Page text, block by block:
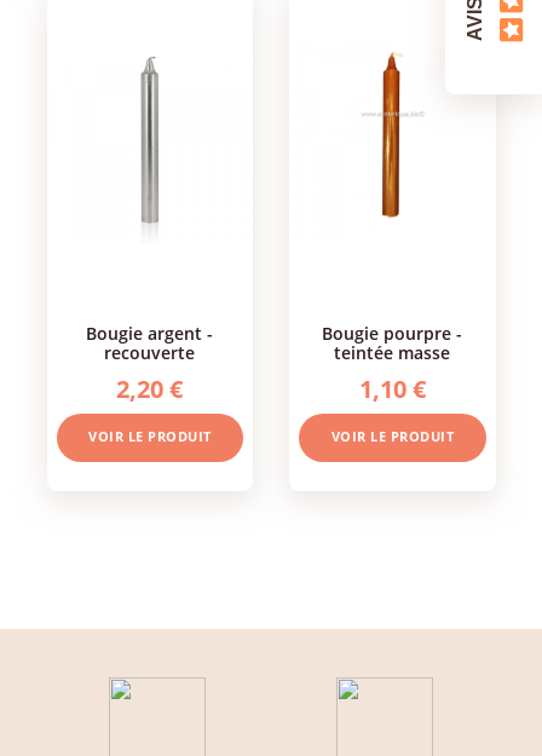
bougie argent -
recouverte
2,20 €
VOIR LE PRODUIT
bougie pourpre -
teintée masse
1,10 €
VOIR LE PRODUIT